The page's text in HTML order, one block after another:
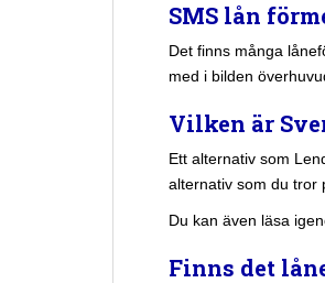
SMS lån
Det finns många
med i bilden
Vilken är
Ett alternativ som
alternativ som du tror
Du kan även läsa
Finns det